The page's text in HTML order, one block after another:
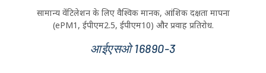
आईएसओ 16890-2